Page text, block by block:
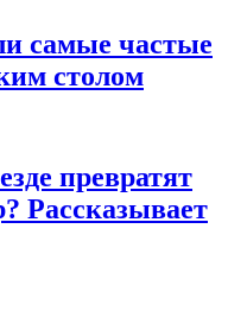
самые частые
столом
превратят
Рассказывает